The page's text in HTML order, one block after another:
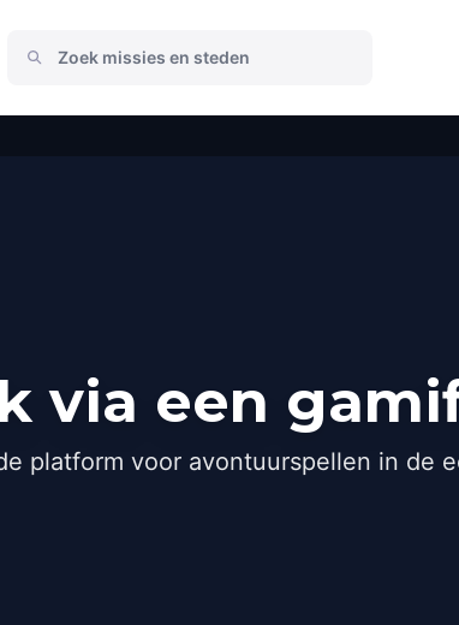
via een
platform voor avontuurspellen in de